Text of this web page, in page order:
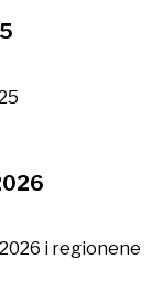
i regionene